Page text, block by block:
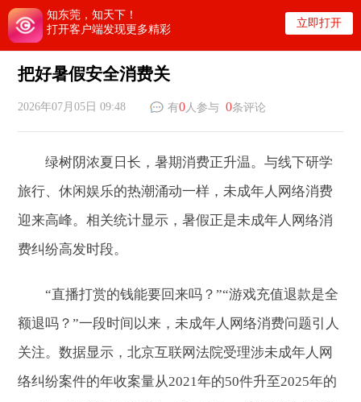
知东莞，知天下！
打开客户端发现更多精彩
立即打开
把好暑假安全消费关
2026年07月05日 09:48 有0人参与0条评论
绿树阴浓夏日长，暑期消费正升温。与线下研学
旅行、休闲娱乐的热潮涌动一样，未成年人网络消费
迎来高峰。相关统计显示，暑假正是未成年人网络消
费纠纷高发时段。
“直播打赏的钱能要回来吗？”“游戏充值退款是全
额退吗？”一段时间以来，未成年人网络消费问题引人
关注。数据显示，北京互联网法院受理涉未成年人网
络纠纷案件的年收案量从2021年的50件升至2025年的